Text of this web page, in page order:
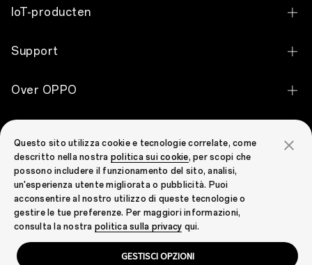
zijn,
moet
voldoen
aan
drie
verschillende
criteria.
Het
eerste,
en
OPPO Find X9 Ultra
OPPO Find X9
OPPO Reno16 Pro 5G
OPPO Reno16 F 5G
OPPO Reno15 5G
OPPO Reno15 Pro 5G
OPPO A6 Pro 5G
IoT-producten
OPPO Pad 5
OPPO Enco Clip2 Open Earbuds
OPPO Enco X3i
OPPO Enco Buds3 Pro
OPPO Enco Air4 Pro
OPPO Enco Air2
Support
Contact
Send to Repair
Prijscontrole voor reserve onderdelen
FAQ
Security Response Center
Over OPPO
Over OPPO
Technology
OPPO Apex Guard
Nieuws
Android Enterprise
OPPO Community
Netherlands (Nederlands)
Privacy Gebruiksvoorwaarden
Questo sito utilizza cookie e tecnologie correlate, come
descritto nella nostra politica sui cookie, per scopi che
possono includere il funzionamento del sito, analisi,
un'esperienza utente migliorata o pubblicità. Puoi
acconsentire al nostro utilizzo di queste tecnologie o
gestire le tue preferenze. Per maggiori informazioni,
consulta la nostra politica sulla privacy qui.
GESTISCI OPZIONI